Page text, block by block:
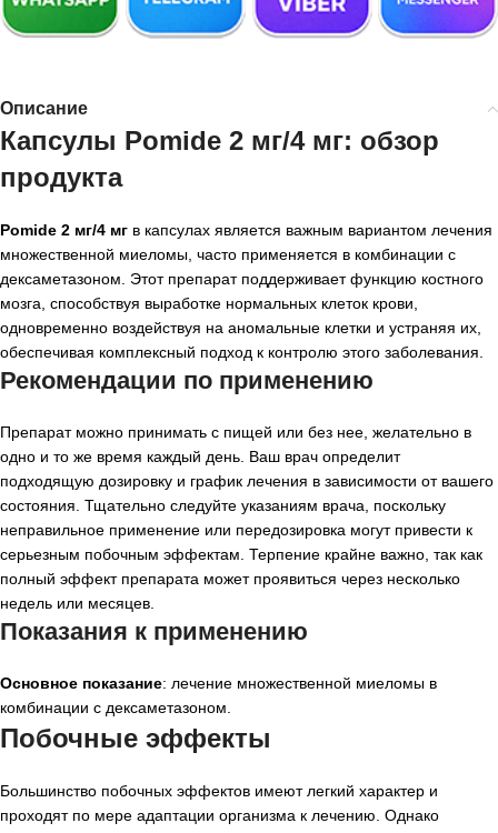
Описание
Капсулы Pomide 2 мг/4 мг: обзор
продукта
Pomide 2 мг/4 мг в капсулах является важным вариантом лечения
множественной миеломы, часто применяется в комбинации с
дексаметазоном. Этот препарат поддерживает функцию костного
мозга, способствуя выработке нормальных клеток крови,
одновременно воздействуя на аномальные клетки и устраняя их,
обеспечивая комплексный подход к контролю этого заболевания.
Рекомендации по применению
Препарат можно принимать с пищей или без нее, желательно в
одно и то же время каждый день. Ваш врач определит
подходящую дозировку и график лечения в зависимости от вашего
состояния. Тщательно следуйте указаниям врача, поскольку
неправильное применение или передозировка могут привести к
серьезным побочным эффектам. Терпение крайне важно, так как
полный эффект препарата может проявиться через несколько
недель или месяцев.
Показания к применению
Основное показание: лечение множественной миеломы в
комбинации с дексаметазоном.
Побочные эффекты
Большинство побочных эффектов имеют легкий характер и
проходят по мере адаптации организма к лечению. Однако